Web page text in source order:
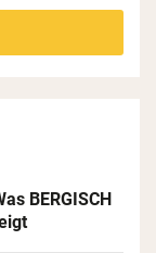
BERGISCH